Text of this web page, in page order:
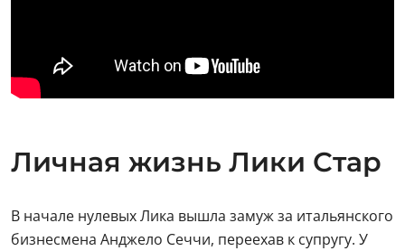
Личная жизнь Лики Стар
В начале нулевых Лика вышла замуж за итальянского
бизнесмена Анджело Сеччи, переехав к супругу. У